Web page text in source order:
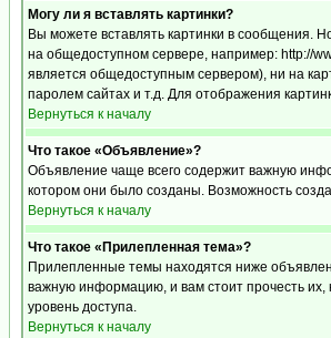
Могу ли я вставлять картинки?
Вы можете вставлять картинки в сообщения.
на общедоступном сервере, например: http://
является общедоступным сервером), ни на
паролем сайтах и т.д. Для отображения
Вернуться к началу
Что такое «Объявление»?
Объявление чаще всего содержит важную
котором они было созданы. Возможность
Вернуться к началу
Что такое «Прилепленная тема»?
Прилепленные темы находятся ниже
важную информацию, и вам стоит прочесть их,
уровень доступа.
Вернуться к началу